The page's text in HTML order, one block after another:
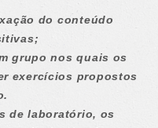
do conteúdo
grupo nos quais os
exercícios propostos
de laboratório, os